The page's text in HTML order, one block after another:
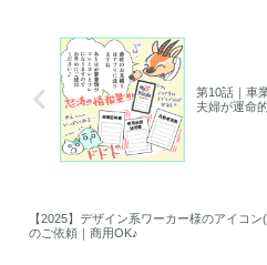
第10話｜車
夫婦が運命
【2025】デザイン系ワーカー様のアイコン
のご依頼｜商用OK♪